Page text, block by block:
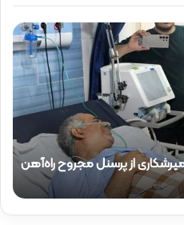
دکتر ذاکری در موکب شهدای